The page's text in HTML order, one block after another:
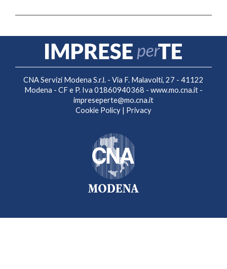
CNA Servizi Modena S.r.l. - Via F. Malavolti, 27 - 41122
Modena - CF e P. Iva 01860940368 - www.mo.cna.it -
impreseperte@mo.cna.it
Cookie Policy
Privacy